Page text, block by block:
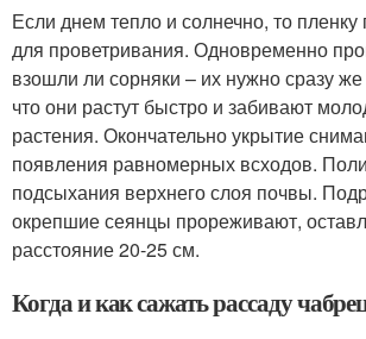
Если днем тепло и солнечно, то
для проветривания. Одновременно
взошли ли сорняки – их нужно сразу
что они растут быстро и забивают
растения. Окончательно укрытие
появления равномерных всходов.
подсыхания верхнего слоя почвы.
окрепшие сеянцы прореживают,
расстояние 20-25 см.
Когда и как сажать рассаду